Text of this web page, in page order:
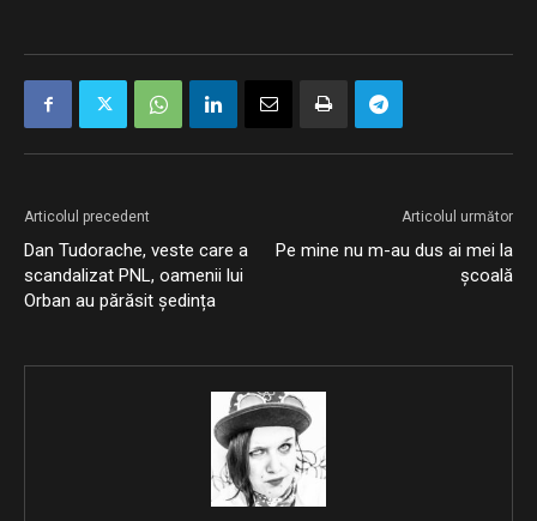
Articolul precedent
Dan Tudorache, veste care a
scandalizat PNL, oamenii lui
Orban au părăsit ședința
Articolul următor
Pe mine nu m-au dus ai mei la
școală